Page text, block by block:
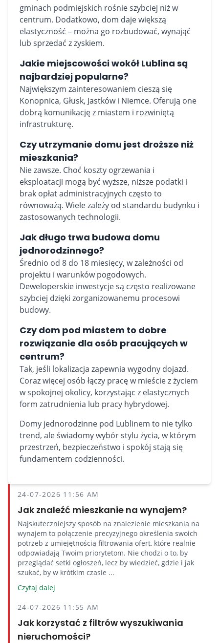
gminach podmiejskich rośnie szybciej niż w
centrum. Dodatkowo, dom daje większą
elastyczność – można go rozbudować, wynająć
lub sprzedać z zyskiem.
Jakie miejscowości wokół Lublina są
najbardziej popularne?
Największym zainteresowaniem cieszą się
Konopnica, Głusk, Jastków i Niemce. Oferują one
dobrą komunikację z miastem i rozwiniętą
infrastrukturę.
Czy utrzymanie domu jest droższe niż
mieszkania?
Nie zawsze. Choć koszty ogrzewania i
eksploatacji mogą być wyższe, niższe podatki i
brak opłat administracyjnych często to
równoważą. Wiele zależy od standardu budynku i
zastosowanych technologii.
Jak długo trwa budowa domu
jednorodzinnego?
Średnio od 8 do 18 miesięcy, w zależności od
projektu i warunków pogodowych.
Deweloperskie inwestycje są często realizowane
szybciej dzięki zorganizowanemu procesowi
budowy.
Czy dom pod miastem to dobre
rozwiązanie dla osób pracujących w
centrum?
Tak, jeśli lokalizacja zapewnia wygodny dojazd.
Coraz więcej osób łączy pracę w mieście z życiem
w spokojnej okolicy, korzystając z elastycznych
form zatrudnienia lub pracy hybrydowej.
Domy jednorodzinne pod Lublinem to nie tylko
trend, ale świadomy wybór stylu życia, w którym
przestrzeń, bezpieczeństwo i spokój stają się
fundamentem codzienności.
24-07-2026 11:56 AM
Jak znaleźć mieszkanie na wynajem?
Najskuteczniejszy sposób na znalezienie mieszkania na
wynajem to połączenie precyzyjnego określenia swoich
potrzeb z umiejętnością filtrowania ofert, które realnie
odpowiadają Twoim priorytetom. Nie chodzi o to, by
przeglądać setki ogłoszeń, lecz by wiedzieć, gdzie i jak
szukać, by w krótkim czasie ...
Czytaj dalej
24-07-2026 11:55 AM
Jak korzystać z filtrów wyszukiwania
nieruchomości?